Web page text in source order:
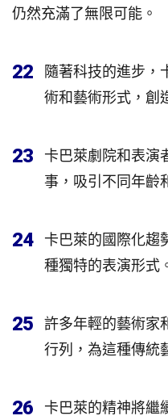
仍然充滿了無限可能。
22
隨著科技的進步，
術和藝術形式，創
23
卡巴萊劇院和表演
事，吸引不同年齡
24
卡巴萊的國際化趨
種獨特的表演形式
25
許多年輕的藝術家
行列，為這種傳統
26
卡巴萊的精神將繼